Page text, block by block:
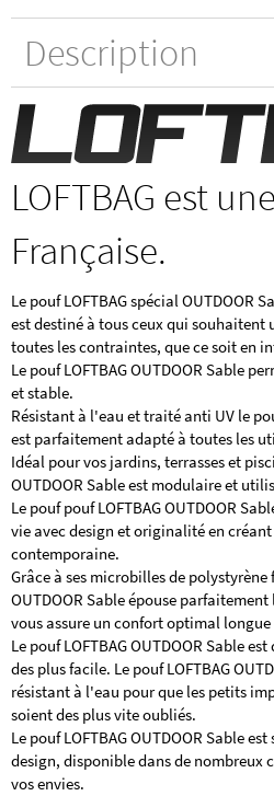
Description
LOFTBAG est
Française.
Le pouf LOFTBAG spécial OUTDOOR
est destiné à tous ceux qui souhaitent
toutes les contraintes, que ce soit en
Le pouf LOFTBAG OUTDOOR Sable
et stable.
Résistant à l'eau et traité anti UV le
est parfaitement adapté à toutes les
Idéal pour vos jardins, terrasses et
OUTDOOR Sable est modulaire et
Le pouf pouf LOFTBAG OUTDOOR
vie avec design et originalité en
contemporaine.
Grâce à ses microbilles de polystyrène
OUTDOOR Sable épouse
vous assure un confort optimal
Le pouf LOFTBAG OUTDOOR Sable
des plus facile. Le pouf LOFTBAG
résistant à l'eau pour que les petits
soient des plus vite oubliés.
Le pouf LOFTBAG OUTDOOR Sable
design, disponible dans de nombreux
vos envies.